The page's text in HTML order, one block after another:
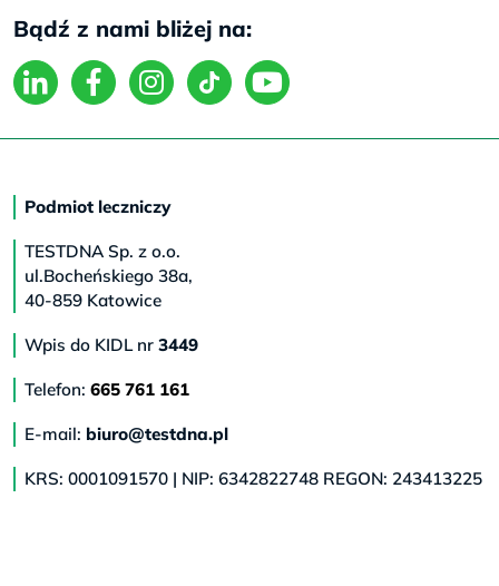
Bądź z nami bliżej na:
Podmiot leczniczy
TESTDNA Sp. z o.o.
ul.Bocheńskiego 38a,
40-859 Katowice
Wpis do KIDL nr 3449
Telefon: 665 761 161
E-mail: biuro@testdna.pl
KRS: 0001091570 | NIP: 6342822748 REGON: 243413225